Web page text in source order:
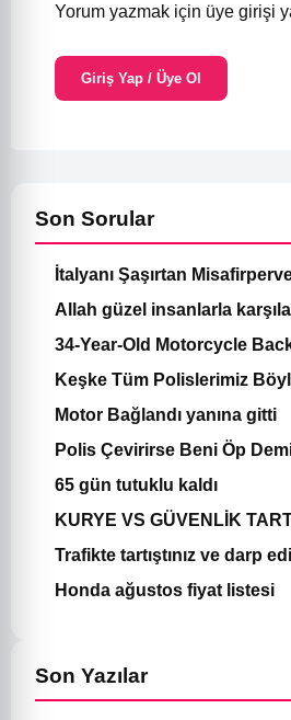
Yorum yazmak için üye girişi
Giriş Yap / Üye Ol
Son Sorular
İtalyanı Şaşırtan
Allah güzel insanlarla
34-Year-Old Motorcycle
Keşke Tüm Polislerimiz
Motor Bağlandı yanına gitti
Polis Çevirirse Beni Öp
65 gün tutuklu kaldı
KURYE VS GÜVENLİK
Trafikte tartıştınız ve darp
Honda ağustos fiyat listesi
Son Yazılar